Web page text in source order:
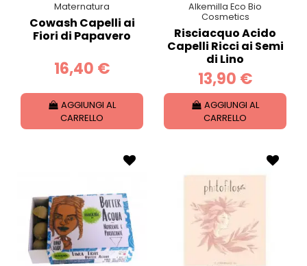
Maternatura
Cowash Capelli ai
Fiori di Papavero
16,40 €
AGGIUNGI AL
CARRELLO
Alkemilla Eco Bio
Cosmetics
Risciacquo Acido
Capelli Ricci ai Semi
di Lino
13,90 €
AGGIUNGI AL
CARRELLO